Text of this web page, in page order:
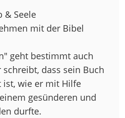
& Seele
mit der Bibel
geht bestimmt auch
dass sein Buch
ist, wie er mit Hilfe
gesünderen und
durfte.